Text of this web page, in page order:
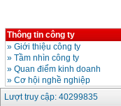
Giá:14068000
Bộ máy khoan 100
chi tiết Bosch GSB
13RE (650W)
Giá:2200000
Thông tin công ty
» Giới thiệu công ty
» Tầm nhìn công ty
» Quan điểm kinh doanh
» Cơ hội nghề nghiệp
Lượt truy cập: 40299835